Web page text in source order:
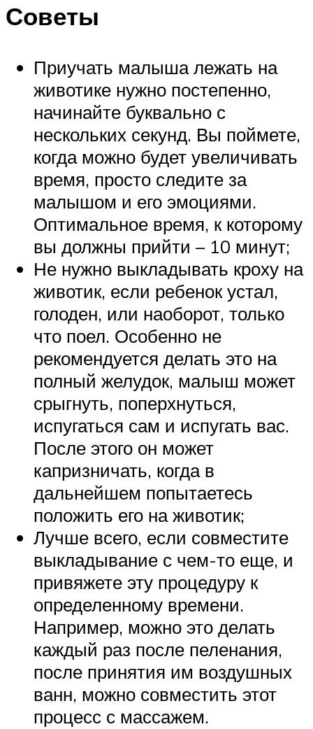
Советы
Приучать малыша лежать на
животике нужно постепенно,
начинайте буквально с
нескольких секунд. Вы поймете,
когда можно будет увеличивать
время, просто следите за
малышом и его эмоциями.
Оптимальное время, к которому
вы должны прийти – 10 минут;
Не нужно выкладывать кроху на
животик, если ребенок устал,
голоден, или наоборот, только
что поел. Особенно не
рекомендуется делать это на
полный желудок, малыш может
срыгнуть, поперхнуться,
испугаться сам и испугать вас.
После этого он может
капризничать, когда в
дальнейшем попытаетесь
положить его на животик;
Лучше всего, если совместите
выкладывание с чем-то еще, и
привяжете эту процедуру к
определенному времени.
Например, можно это делать
каждый раз после пеленания,
после принятия им воздушных
ванн, можно совместить этот
процесс с массажем.